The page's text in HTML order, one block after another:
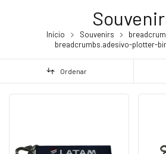
Início Souvenirs
breadcrumbs.adesivo-plotter-
Ordenar